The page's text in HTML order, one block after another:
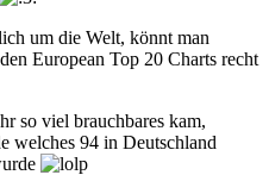
um die Welt, könnt man
European Top 20 Charts recht
so viel brauchbares kam,
welches 94 in Deutschland